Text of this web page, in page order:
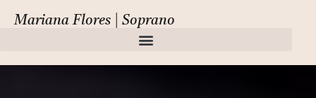
Mariana Flores | Soprano
Media